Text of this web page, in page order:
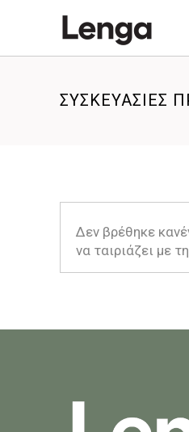
ΣΥΣΚΕΥΑΣΙΕΣ
Δεν βρέθηκε
να ταιριάζει με